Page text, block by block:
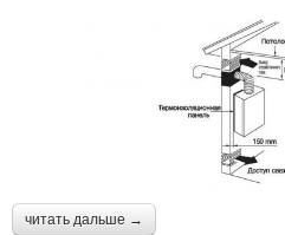
читать дальше →